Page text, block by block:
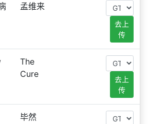
孟维来
去上
传
The
Cure
去上
传
毕然